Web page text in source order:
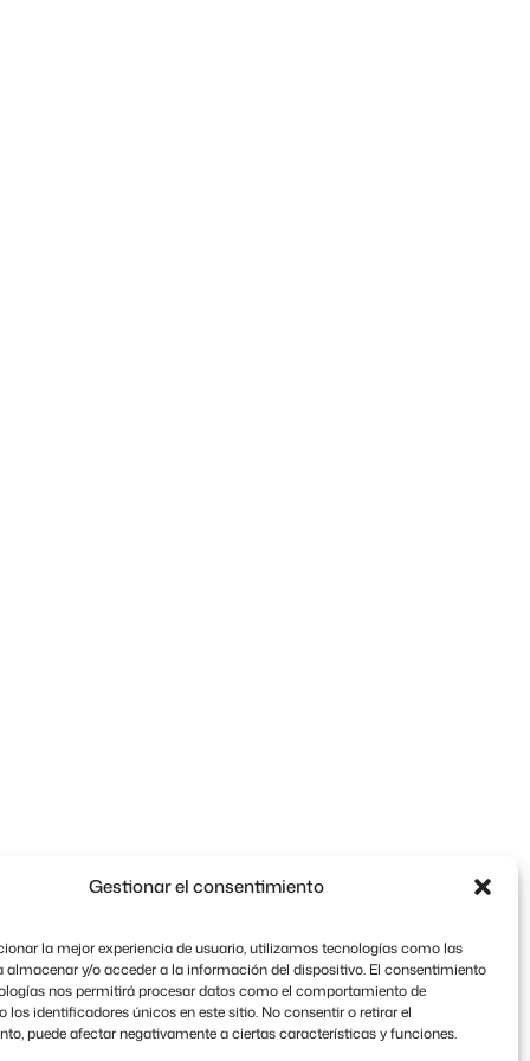
Gestionar el consentimiento
la mejor experiencia de usuario, utilizamos tecnologías como las
almacenar y/o acceder a la información del dispositivo. El consentimiento
nos permitirá procesar datos como el comportamiento de
los identificadores únicos en este sitio. No consentir o retirar el
puede afectar negativamente a ciertas características y funciones.